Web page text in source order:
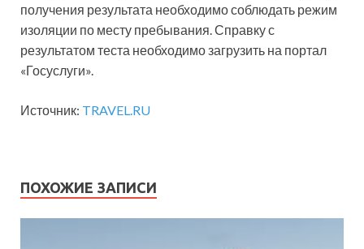
получения результата необходимо соблюдать режим
изоляции по месту пребывания. Справку с
результатом теста необходимо загрузить на портал
«Госуслуги».
Источник: TRAVEL.RU
ПОХОЖИЕ ЗАПИСИ